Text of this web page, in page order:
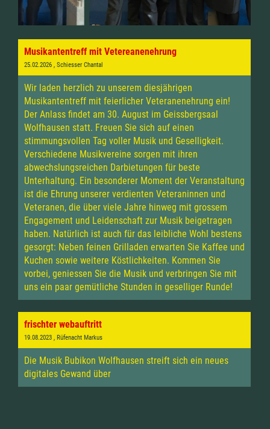
Musikantentreff mit Vetereanenehrung
25.02.2026 , Schiesser Chantal
Wir laden herzlich zu unserem diesjährigen
Musikantentreff mit feierlicher Veteranenehrung ein!
Der Anlass findet am 30. August im Geissbergsaal
Wolfhausen statt. Freuen Sie sich auf einen
stimmungsvollen Tag voller Musik und Geselligkeit.
Verschiedene Musikvereine sorgen mit ihren
abwechslungsreichen Darbietungen für beste
Unterhaltung. Ein besonderer Moment der Veranstaltung
ist die Ehrung unserer verdienten Veteraninnen und
Veteranen, die über viele Jahre hinweg mit grossem
Engagement und Leidenschaft zur Musik beigetragen
haben. Natürlich ist auch für das leibliche Wohl bestens
gesorgt: Neben feinen Grilladen erwarten Sie Kaffee und
Kuchen sowie weitere Köstlichkeiten. Kommen Sie
vorbei, geniessen Sie die Musik und verbringen Sie mit
uns ein paar gemütliche Stunden in geselliger Runde!
frischter webauftritt
19.08.2023 , Rüfenacht Markus
Die Musik Bubikon Wolfhausen streift sich ein neues
digitales Gewand über